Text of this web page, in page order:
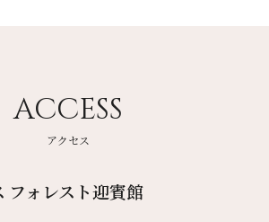
ACCESS
アクセス
フォレスト迎賓館